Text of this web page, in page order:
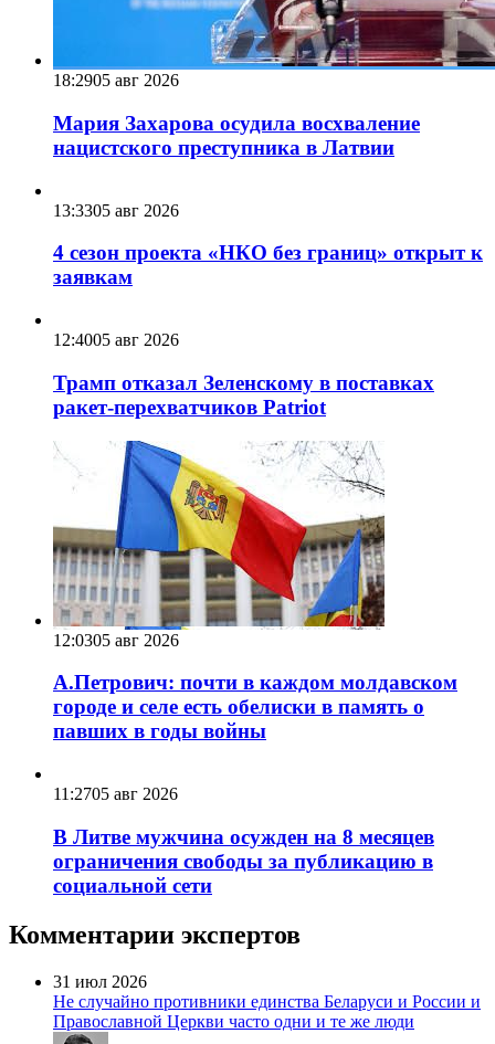
18:2905 авг 2026
Мария Захарова осудила восхваление
нацистского преступника в Латвии
13:3305 авг 2026
4 сезон проекта «НКО без границ» открыт к
заявкам
12:4005 авг 2026
Трамп отказал Зеленскому в поставках
ракет-перехватчиков Patriot
12:0305 авг 2026
А.Петрович: почти в каждом молдавском
городе и селе есть обелиски в память о
павших в годы войны
11:2705 авг 2026
В Литве мужчина осужден на 8 месяцев
ограничения свободы за публикацию в
социальной сети
Комментарии экспертов
31 июл 2026
Не случайно противники единства Беларуси и России и
Православной Церкви часто одни и те же люди